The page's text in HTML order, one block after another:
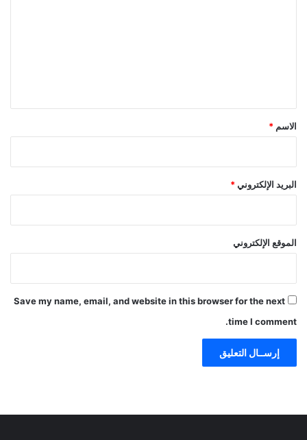
*
الاسم *
البريد الإلكتروني*
الموقع الإلكتروني
Save my name, email, and website in this browser for the next
time I comment.